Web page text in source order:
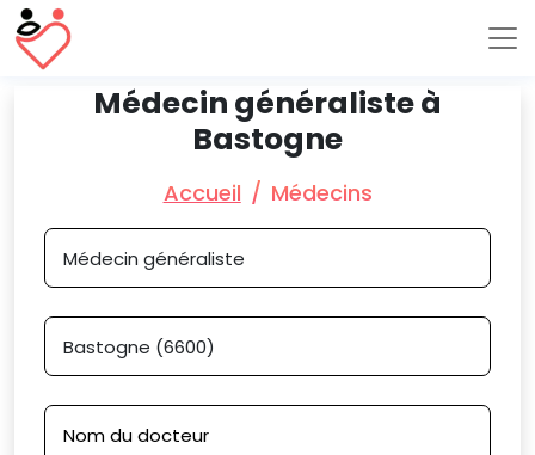
Médecin généraliste à
Bastogne
Accueil Médecins